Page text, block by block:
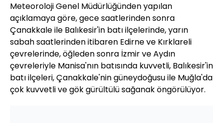
Meteoroloji Genel Müdürlüğünden yapılan
açıklamaya göre, gece saatlerinden sonra
Çanakkale ile Balıkesir'in batı ilçelerinde, yarın
sabah saatlerinden itibaren Edirne ve Kırklareli
çevrelerinde, öğleden sonra İzmir ve Aydın
çevreleriyle Manisa'nın batısında kuvvetli, Balıkesir'in
batı ilçeleri, Çanakkale'nin güneydoğusu ile Muğla'da
çok kuvvetli ve gök gürültülü sağanak öngörülüyor.